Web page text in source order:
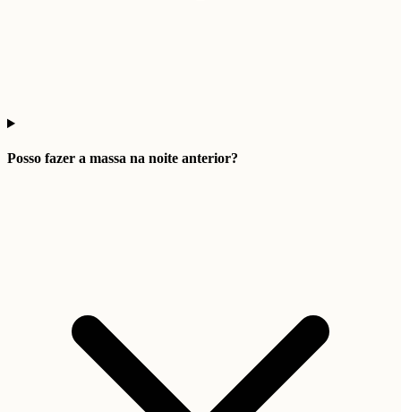
Posso fazer a massa na noite anterior?